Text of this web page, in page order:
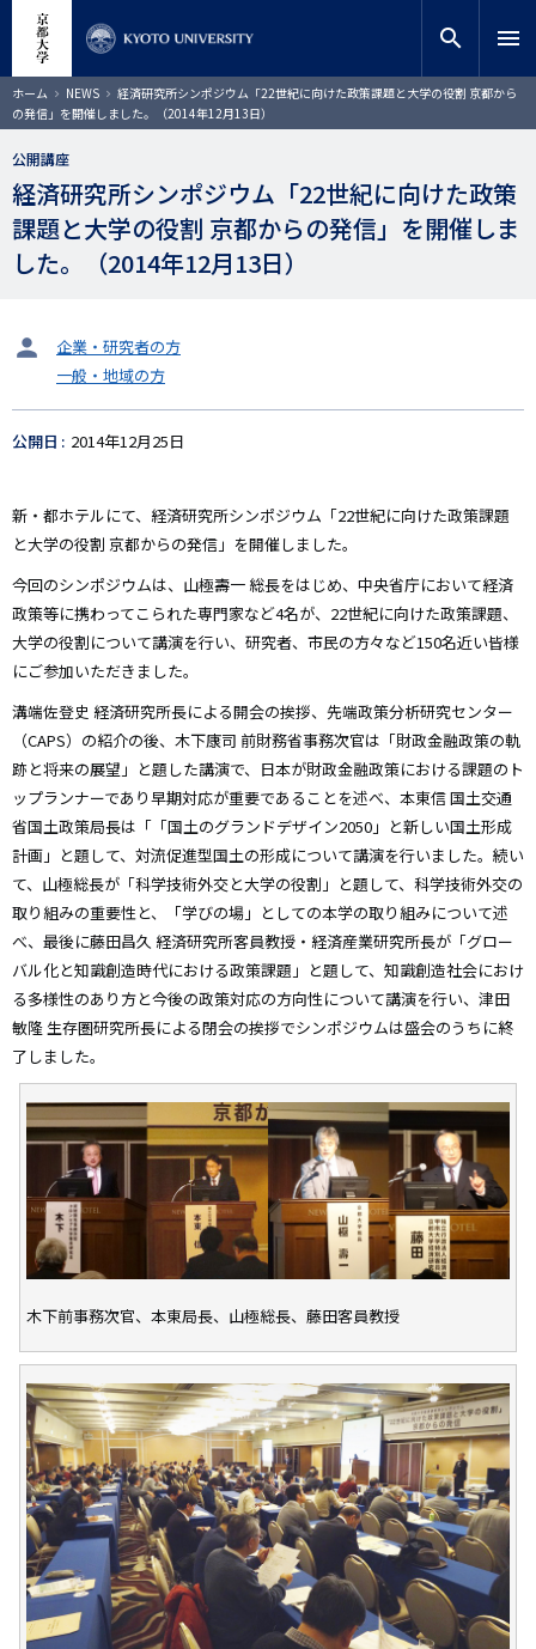
コ
ン
テ
ン
に
移
サイト内検索
検索
search menu
ホーム NEWS
経済研究所シンポジウム「22世紀に向けた政策課題と大学の役割 京都から
の発信」を開催しました。（2014年12月13日）
公開講座
経済研究所シンポジウム「22世紀に向けた政策
課題と大学の役割 京都からの発信」を開催しま
した。（2014年12月13日）
タ
ッ
ト
企業・研究者の方
一般・地域の方
公開日 2014年12月25日
新・都ホテルにて、経済研究所シンポジウム「22世紀に向けた政策課題
と大学の役割 京都からの発信」を開催しました。
今回のシンポジウムは、山極壽一 総長をはじめ、中央省庁において経済
政策等に携わってこられた専門家など4名が、22世紀に向けた政策課題、
大学の役割について講演を行い、研究者、市民の方々など150名近い皆様
にご参加いただきました。
溝端佐登史 経済研究所長による開会の挨拶、先端政策分析研究センター
（CAPS）の紹介の後、木下康司 前財務省事務次官は「財政金融政策の軌
跡と将来の展望」と題した講演で、日本が財政金融政策における課題のト
ップランナーであり早期対応が重要であることを述べ、本東信 国土交通
省国土政策局長は「「国土のグランドデザイン2050」と新しい国土形成
計画」と題して、対流促進型国土の形成について講演を行いました。続い
て、山極総長が「科学技術外交と大学の役割」と題して、科学技術外交の
取り組みの重要性と、「学びの場」としての本学の取り組みについて述
べ、最後に藤田昌久 経済研究所客員教授・経済産業研究所長が「グロー
バル化と知識創造時代における政策課題」と題して、知識創造社会におけ
る多様性のあり方と今後の政策対応の方向性について講演を行い、津田
敏隆 生存圏研究所長による閉会の挨拶でシンポジウムは盛会のうちに終
了しました。
木下前事務次官、本東局長、山極総長、藤田客員教授